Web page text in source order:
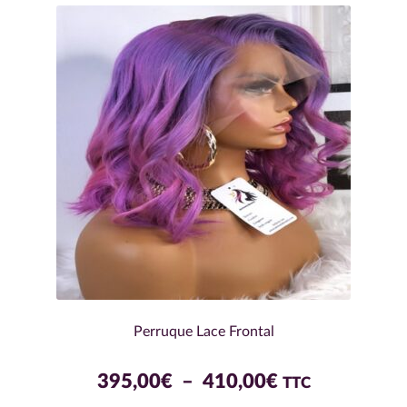
340,00€
Les
options
peuvent
être
choisies
sur
la
page
du
produit
Perruque Lace Frontal
395,00€ – 410,00€Plage
TTC